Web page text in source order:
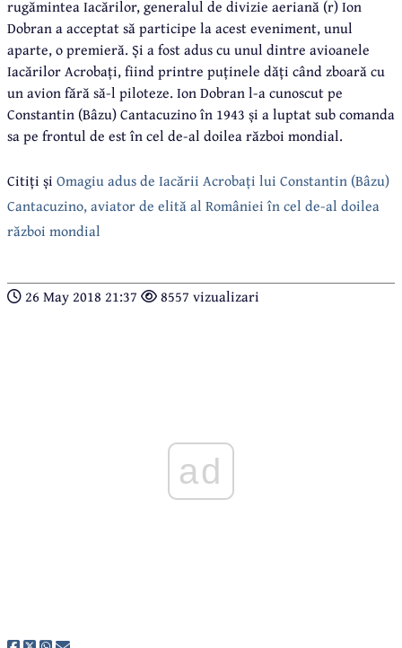
rugămintea Iacărilor, generalul de divizie aeriană (r) Ion
Dobran a acceptat să participe la acest eveniment, unul
aparte, o premieră. Și a fost adus cu unul dintre avioanele
Iacărilor Acrobați, fiind printre puținele dăți când zboară cu
un avion fără să-l piloteze. Ion Dobran l-a cunoscut pe
Constantin (Bâzu) Cantacuzino în 1943 și a luptat sub comanda
sa pe frontul de est în cel de-al doilea război mondial.
Citiți și Omagiu adus de Iacării Acrobați lui Constantin (Bâzu)
Cantacuzino, aviator de elită al României în cel de-al doilea
război mondial
26 May 2018 21:37 8557 vizualizari
ad